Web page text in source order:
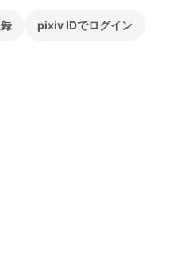
pixiv IDでログイン